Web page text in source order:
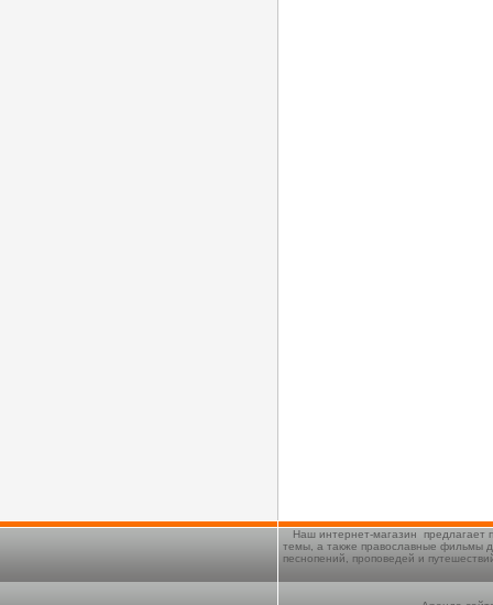
Наш интернет-магазин предлагает
темы, а также православные фильмы
песнопений, проповедей и